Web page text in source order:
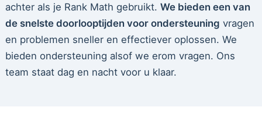
achter als je Rank Math gebruikt. We bieden een van
de snelste doorlooptijden voor ondersteuning vragen
en problemen sneller en effectiever oplossen. We
bieden ondersteuning alsof we erom vragen. Ons
team staat dag en nacht voor u klaar.